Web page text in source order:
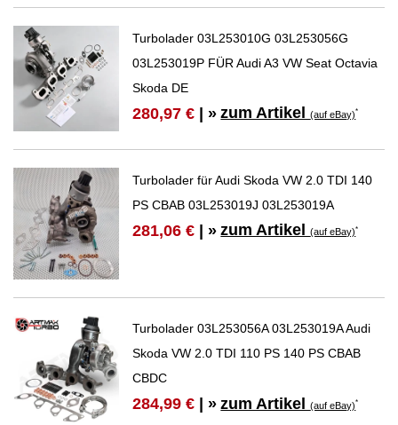
Turbolader 03L253010G 03L253056G
03L253019P FÜR Audi A3 VW Seat Octavia
Skoda DE
280,97 € | » zum Artikel(auf eBay)*
Turbolader für Audi Skoda VW 2.0 TDI 140
PS CBAB 03L253019J 03L253019A
281,06 € | » zum Artikel(auf eBay)*
Turbolader 03L253056A 03L253019A Audi
Skoda VW 2.0 TDI 110 PS 140 PS CBAB
CBDC
284,99 € | » zum Artikel(auf eBay)*